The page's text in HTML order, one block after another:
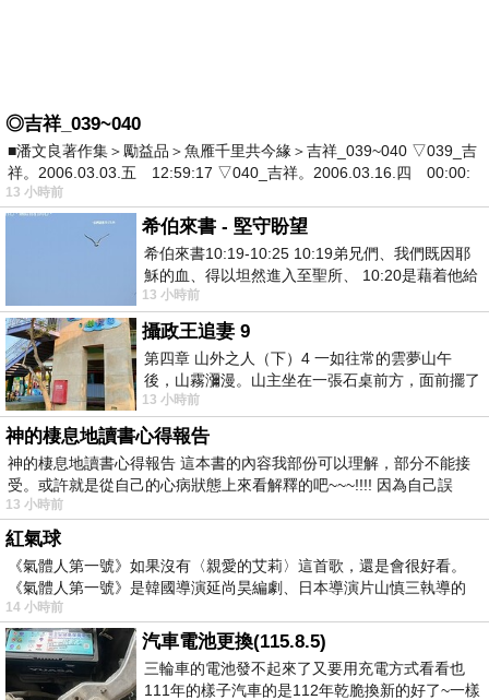
◎吉祥_039~040
■潘文良著作集＞勵益品＞魚雁千里共今緣＞吉祥_039~040 ▽039_吉
祥。2006.03.03.五 12:59:17 ▽040_吉祥。2006.03.16.四 00:00:
13 小時前
希伯來書 - 堅守盼望
希伯來書10:19-10:25 10:19弟兄們、我們既因耶
穌的血、得以坦然進入至聖所、 10:20是藉着他給
我們開了一條又新又活的路從幔子經過
13 小時前
攝政王追妻 9
第四章 山外之人（下）4 一如往常的雲夢山午
後，山霧瀰漫。山主坐在一張石桌前方，面前擺了
一盤未下完的棋盤，還有一壺茶與兩只冒
13 小時前
神的棲息地讀書心得報告
神的棲息地讀書心得報告 這本書的內容我部份可以理解，部分不能接
受。或許就是從自己的心病狀態上來看解釋的吧~~~!!!! 因為自己誤
13 小時前
紅氣球
《氣體人第一號》如果沒有〈親愛的艾莉〉這首歌，還是會很好看。
《氣體人第一號》是韓國導演延尚昊編劇、日本導演片山慎三執導的
14 小時前
汽車電池更換(115.8.5)
三輪車的電池發不起來了又要用充電方式看看也
111年的樣子汽車的是112年乾脆換新的好了~一樣